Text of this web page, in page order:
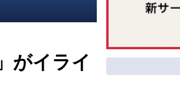
がイライ